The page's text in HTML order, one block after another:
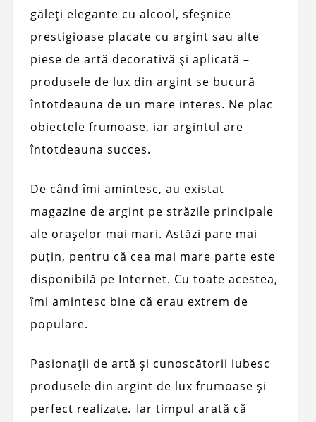
găleți elegante cu alcool, sfeșnice
prestigioase placate cu argint sau alte
piese de artă decorativă și aplicată –
produsele de lux din argint se bucură
întotdeauna de un mare interes. Ne plac
obiectele frumoase, iar argintul are
întotdeauna succes.
De când îmi amintesc, au existat
magazine de argint pe străzile principale
ale orașelor mai mari. Astăzi pare mai
puțin, pentru că cea mai mare parte este
disponibilă pe Internet. Cu toate acestea,
îmi amintesc bine că erau extrem de
populare.
Pasionații de artă și cunoscătorii iubesc
produsele din argint de lux frumoase și
perfect realizate. Iar timpul arată că